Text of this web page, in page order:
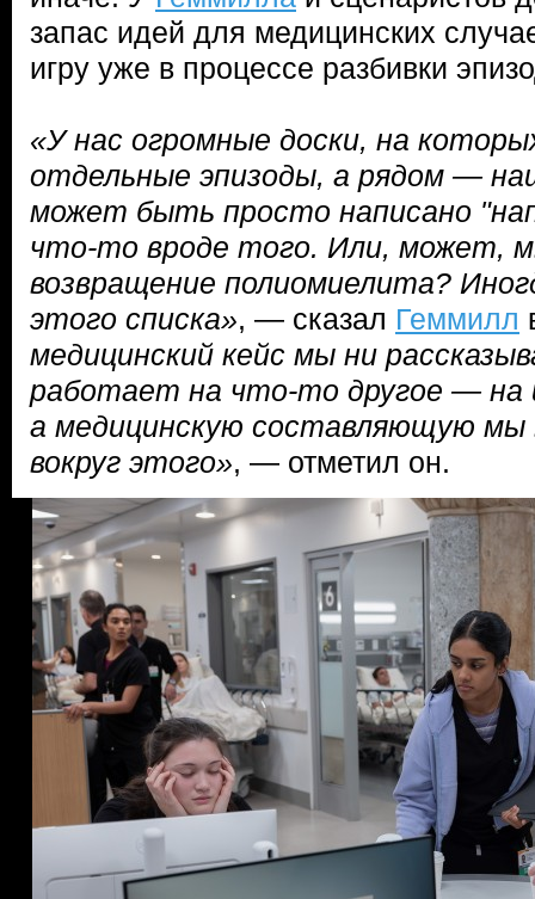
запас идей для медицинских
игру уже в процессе разбивки
«У нас огромные доски, на
отдельные эпизоды, а рядом —
может быть просто написано
что-то вроде того. Или, может,
возвращение полиомиелита?
этого списка», — сказал Геммилл
медицинский кейс мы ни
работает на что-то другое — на
а медицинскую составляющую мы
вокруг этого», — отметил он.